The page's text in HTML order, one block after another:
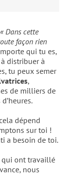
« Dans cette
façon rien
qui tu es,
distribuer à
tu peux semer
,
de milliers de
dépend
sur toi !
a besoin de toi.
qui ont travaillé
nous